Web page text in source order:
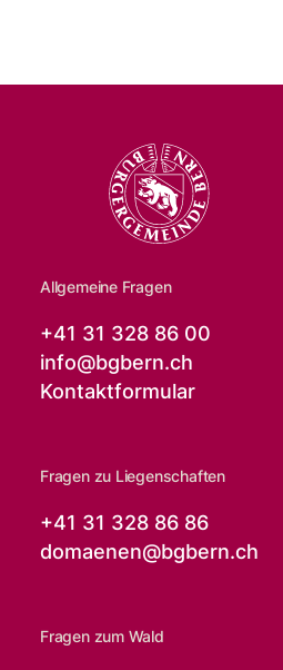
Allgemeine Fragen
+41 31 328 86 00
info@bgbern.ch
Kontaktformular
Fragen zu Liegenschaften
+41 31 328 86 86
domaenen@bgbern.ch
Fragen zum Wald